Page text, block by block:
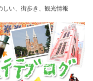
しい、街歩き、観光情報